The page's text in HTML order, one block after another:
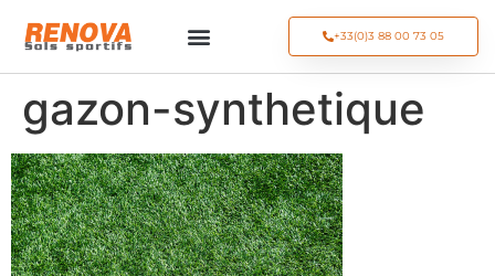
+33(0)3 88 00 73 05
gazon-synthetique